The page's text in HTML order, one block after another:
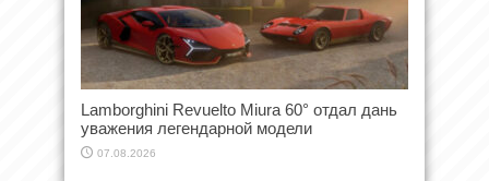
Lamborghini Revuelto Miura 60° отдал дань
уважения легендарной модели
07.08.2026